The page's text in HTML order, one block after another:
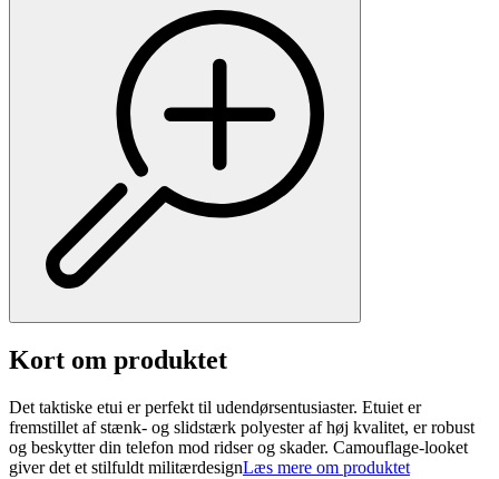
Kort om produktet
Det taktiske etui er perfekt til udendørsentusiaster. Etuiet er
fremstillet af stænk- og slidstærk polyester af høj kvalitet, er robust
og beskytter din telefon mod ridser og skader. Camouflage-looket
giver det et stilfuldt militærdesignLæs mere om produktet